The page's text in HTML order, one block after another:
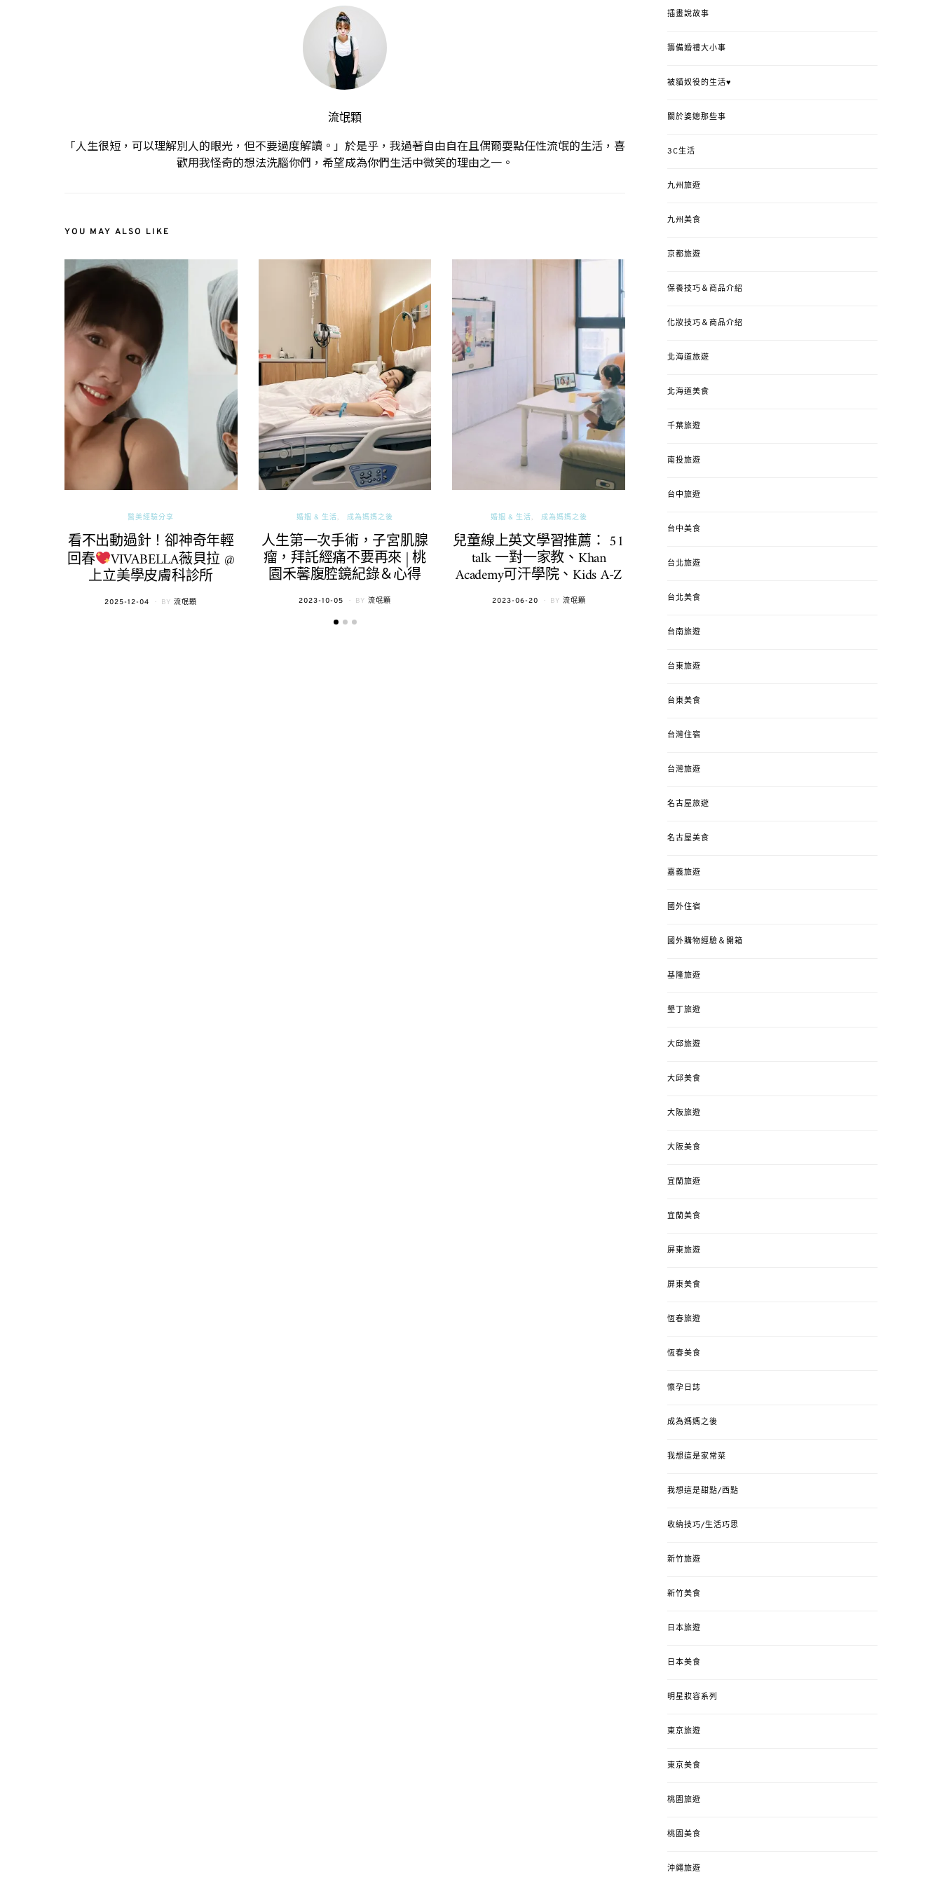
流氓顆
「人生很短，可以理解別人的眼光，但不要過度解讀。」於是乎，我過著自由自在且偶爾耍點任性流氓的生活，喜
歡用我怪奇的想法洗腦你們，希望成為你們生活中微笑的理由之一。
YOU MAY ALSO LIKE
醫美經驗分享
看不出動過針！卻神奇年輕
回春 VIVABELLA薇貝拉 @
上立美學皮膚科診所
POSTED
2025-12-04 BY 流氓顆
婚姻 & 生活 成為媽媽之後
人生第一次手術，子宮肌腺
瘤，拜託經痛不要再來 | 桃
園禾馨腹腔鏡紀錄＆心得
POSTED
2023-10-05 BY 流氓顆
婚姻 & 生活 成為媽媽之後
兒童線上英文學習推薦： 51
talk 一對一家教、Khan
Academy可汗學院、Kids A-Z
POSTED
2023-06-20 BY 流氓顆
錯、認識華德福
ON
插畫說故事
籌備婚禮大小事
被貓奴役的生活♥
關於婆媳那些事
3C生活
九州旅遊
九州美食
京都旅遊
保養技巧＆商品介紹
化妝技巧＆商品介紹
北海道旅遊
北海道美食
千葉旅遊
南投旅遊
台中旅遊
台中美食
台北旅遊
台北美食
台南旅遊
台東旅遊
台東美食
台灣住宿
台灣旅遊
名古屋旅遊
名古屋美食
嘉義旅遊
國外住宿
國外購物經驗＆開箱
基隆旅遊
墾丁旅遊
大邱旅遊
大邱美食
大阪旅遊
大阪美食
宜蘭旅遊
宜蘭美食
屏東旅遊
屏東美食
恆春旅遊
恆春美食
懷孕日誌
成為媽媽之後
我想這是家常菜
我想這是甜點/西點
收納技巧/生活巧思
新竹旅遊
新竹美食
日本旅遊
日本美食
明星妝容系列
東京旅遊
東京美食
桃園旅遊
桃園美食
沖繩旅遊